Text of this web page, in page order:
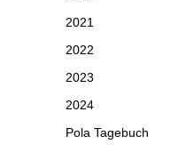
2021
2022
2023
2024
Pola Tagebuch